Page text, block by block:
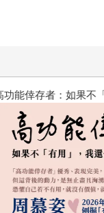
用」，我還值得被